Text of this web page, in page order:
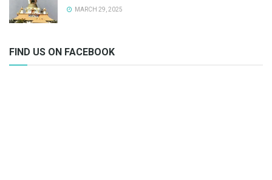
MARCH 29, 2025
FIND US ON FACEBOOK